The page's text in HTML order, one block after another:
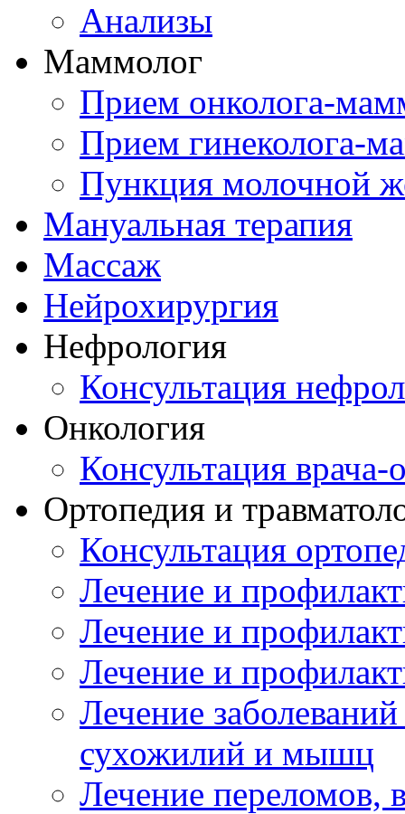
Анализы
Маммолог
Прием онколога-
Прием гинеколога-
Пункция молочной
Мануальная терапия
Массаж
Нейрохирургия
Нефрология
Консультация
Онкология
Консультация врача-
Ортопедия и
Консультация
Лечение и
Лечение и
Лечение и
Лечение
сухожилий и мышц
Лечение переломов,